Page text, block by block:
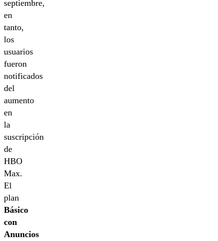
septiembre,
en
tanto,
los
usuarios
fueron
notificados
del
aumento
en
la
suscripción
de
HBO
Max.
El
plan
Básico
con
Anuncios